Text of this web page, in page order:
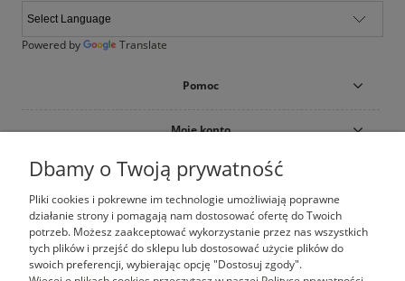
Powered by Translate
Pomoc
Moje konto
Płatności i dostawa
Informacje
O nas
Dbamy o Twoją prywatność
Pliki cookies i pokrewne im technologie umożliwiają poprawne
działanie strony i pomagają nam dostosować ofertę do Twoich
potrzeb. Możesz zaakceptować wykorzystanie przez nas wszystkich
tych plików i przejść do sklepu lub dostosować użycie plików do
swoich preferencji, wybierając opcję "Dostosuj zgody".